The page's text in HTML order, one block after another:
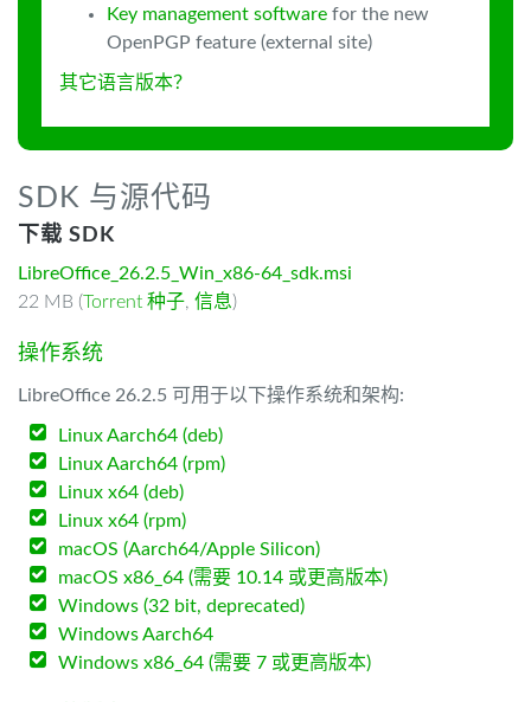
Key management software for the new
OpenPGP feature (external site)
其它语言版本？
SDK 与源代码
下载 SDK
LibreOffice_26.2.5_Win_x86-64_sdk.msi
22 MB (Torrent 种子, 信息)
操作系统
LibreOffice 26.2.5 可用于以下操作系统和架构:
Linux Aarch64 (deb)
Linux Aarch64 (rpm)
Linux x64 (deb)
Linux x64 (rpm)
macOS (Aarch64/Apple Silicon)
macOS x86_64 (需要 10.14 或更高版本)
Windows (32 bit, deprecated)
Windows Aarch64
Windows x86_64 (需要 7 或更高版本)